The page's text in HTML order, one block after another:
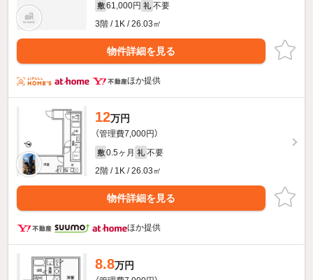
敷 61,000円 礼 不要
3階 / 1K / 26.03㎡
物件詳細を見る
ほか提供
12万円
（管理費7,000円）
敷 0.5ヶ月 礼 不要
2階 / 1K / 26.03㎡
物件詳細を見る
ほか提供
8.8万円